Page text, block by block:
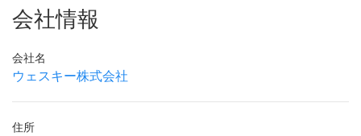
会社情報
会社名
ウェスキー株式会社
住所